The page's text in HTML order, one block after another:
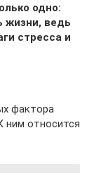
одно:
жизни, ведь
стресса и
фактора
ним относится